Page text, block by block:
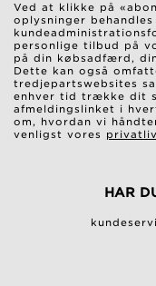
Ved at klikke på
oplysninger
personlige tilbud på
på din købsadfærd,
Dette kan også
tredjepartswebsites
enhver tid trække dit
afmeldingslinket i
om, hvordan vi
venligst vores
HAR